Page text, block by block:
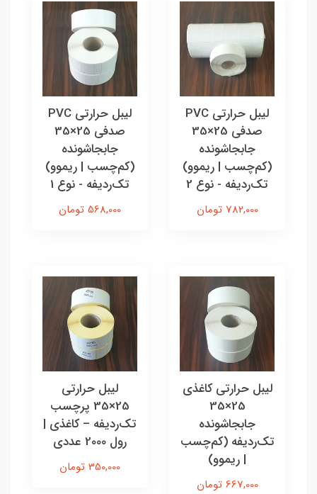
لیبل حرارتی PVC
صدفی 25×35
جابجاشونده
(کم‌چسب | ریموو)
تک‌ردیفه - نوع 2
782,000 تومان
لیبل حرارتی PVC
صدفی 25×35
جابجاشونده
(کم‌چسب | ریموو)
تک‌ردیفه - نوع 1
568,000 تومان
لیبل حرارتی کاغذی
25×35
جابجاشونده
تک‌ردیفه (کم‌چسب
| ریموو)
667,000 تومان
لیبل حرارتی
25×35 پرچسب
تک‌ردیفه – کاغذی |
رول 2000 عددی
350,000 تومان